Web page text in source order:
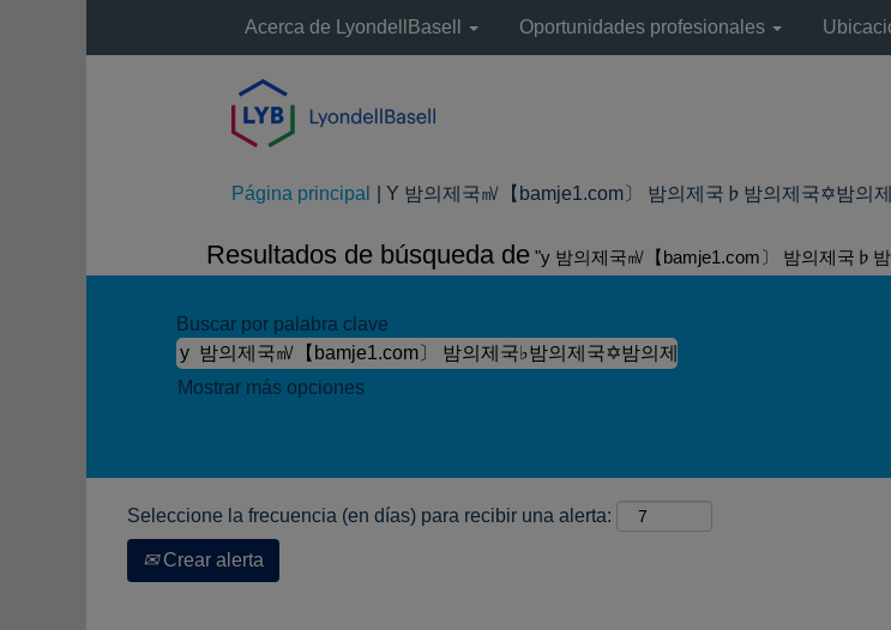
Acerca de LyondellBasell Oportunidades profesionales
Página principal Y 밤의제국㎷【bamje1.com〕 밤의제국♭밤의제국✡밤의
Resultados de búsqueda de "y 밤의제국㎷【bamje1.com〕 밤의제국♭
Buscar por palabra clave
Mostrar más opciones
Seleccione la frecuencia (en días) para recibir una alerta:
Crear alerta